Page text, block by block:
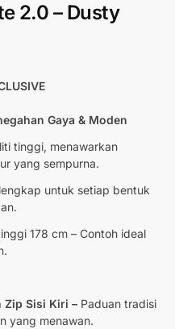
2.0 – Dusty
Gaya & Moden
tinggi, menawarkan
yang sempurna.
untuk setiap bentuk
178 cm – Contoh ideal
Zip Sisi Kiri –Paduan tradisi
yang menawan.